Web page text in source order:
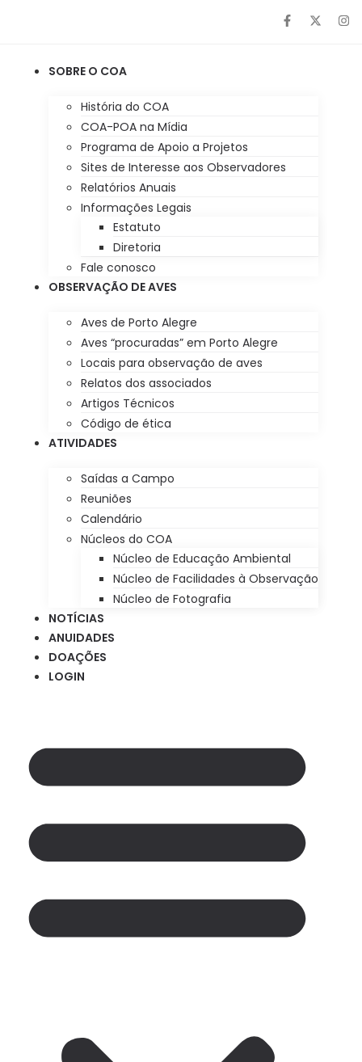
SOBRE O COA
História do COA
COA-POA na Mídia
Programa de Apoio a Projetos
Sites de Interesse aos Observadores
Relatórios Anuais
Informações Legais
Estatuto
Diretoria
Fale conosco
OBSERVAÇÃO DE AVES
Aves de Porto Alegre
Aves “procuradas” em Porto Alegre
Locais para observação de aves
Relatos dos associados
Artigos Técnicos
Código de ética
ATIVIDADES
Saídas a Campo
Reuniões
Calendário
Núcleos do COA
Núcleo de Educação Ambiental
Núcleo de Facilidades à Observação
Núcleo de Fotografia
NOTÍCIAS
ANUIDADES
DOAÇÕES
LOGIN